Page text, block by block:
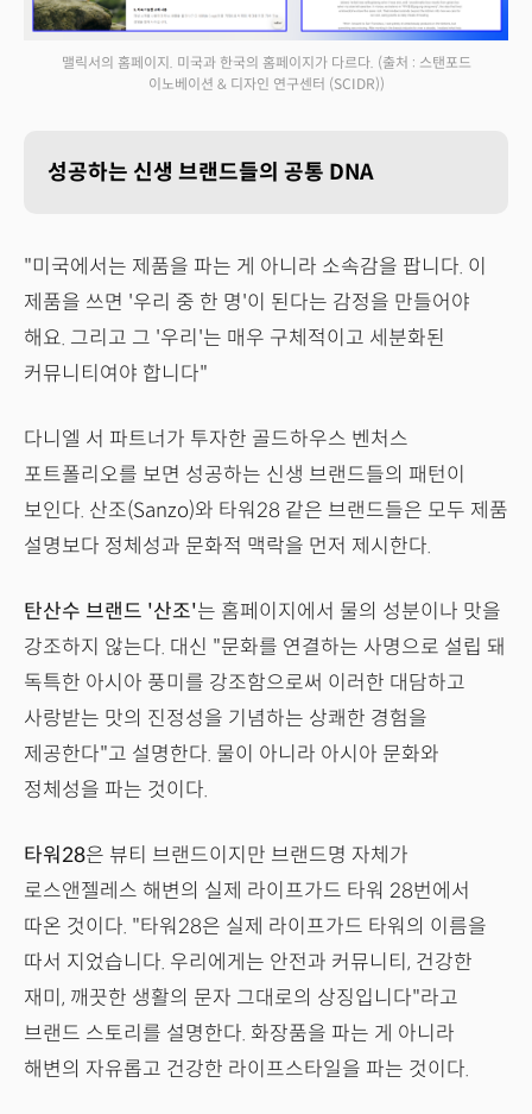
맬릭서의 홈페이지. 미국과 한국의 홈페이지가 다르다. (출처 : 스탠포드
이노베이션 & 디자인 연구센터 (SCIDR))
성공하는 신생 브랜드들의 공통 DNA
"미국에서는 제품을 파는 게 아니라 소속감을 팝니다. 이
제품을 쓰면 '우리 중 한 명'이 된다는 감정을 만들어야
해요. 그리고 그 '우리'는 매우 구체적이고 세분화된
커뮤니티여야 합니다"
다니엘 서 파트너가 투자한 골드하우스 벤처스
포트폴리오를 보면 성공하는 신생 브랜드들의 패턴이
보인다. 산조(Sanzo)와 타워28 같은 브랜드들은 모두 제품
설명보다 정체성과 문화적 맥락을 먼저 제시한다.
탄산수 브랜드 '산조'는 홈페이지에서 물의 성분이나 맛을
강조하지 않는다. 대신 "문화를 연결하는 사명으로 설립 돼
독특한 아시아 풍미를 강조함으로써 이러한 대담하고
사랑받는 맛의 진정성을 기념하는 상쾌한 경험을
제공한다"고 설명한다. 물이 아니라 아시아 문화와
정체성을 파는 것이다.
타워28은 뷰티 브랜드이지만 브랜드명 자체가
로스앤젤레스 해변의 실제 라이프가드 타워 28번에서
따온 것이다. "타워28은 실제 라이프가드 타워의 이름을
따서 지었습니다. 우리에게는 안전과 커뮤니티, 건강한
재미, 깨끗한 생활의 문자 그대로의 상징입니다"라고
브랜드 스토리를 설명한다. 화장품을 파는 게 아니라
해변의 자유롭고 건강한 라이프스타일을 파는 것이다.